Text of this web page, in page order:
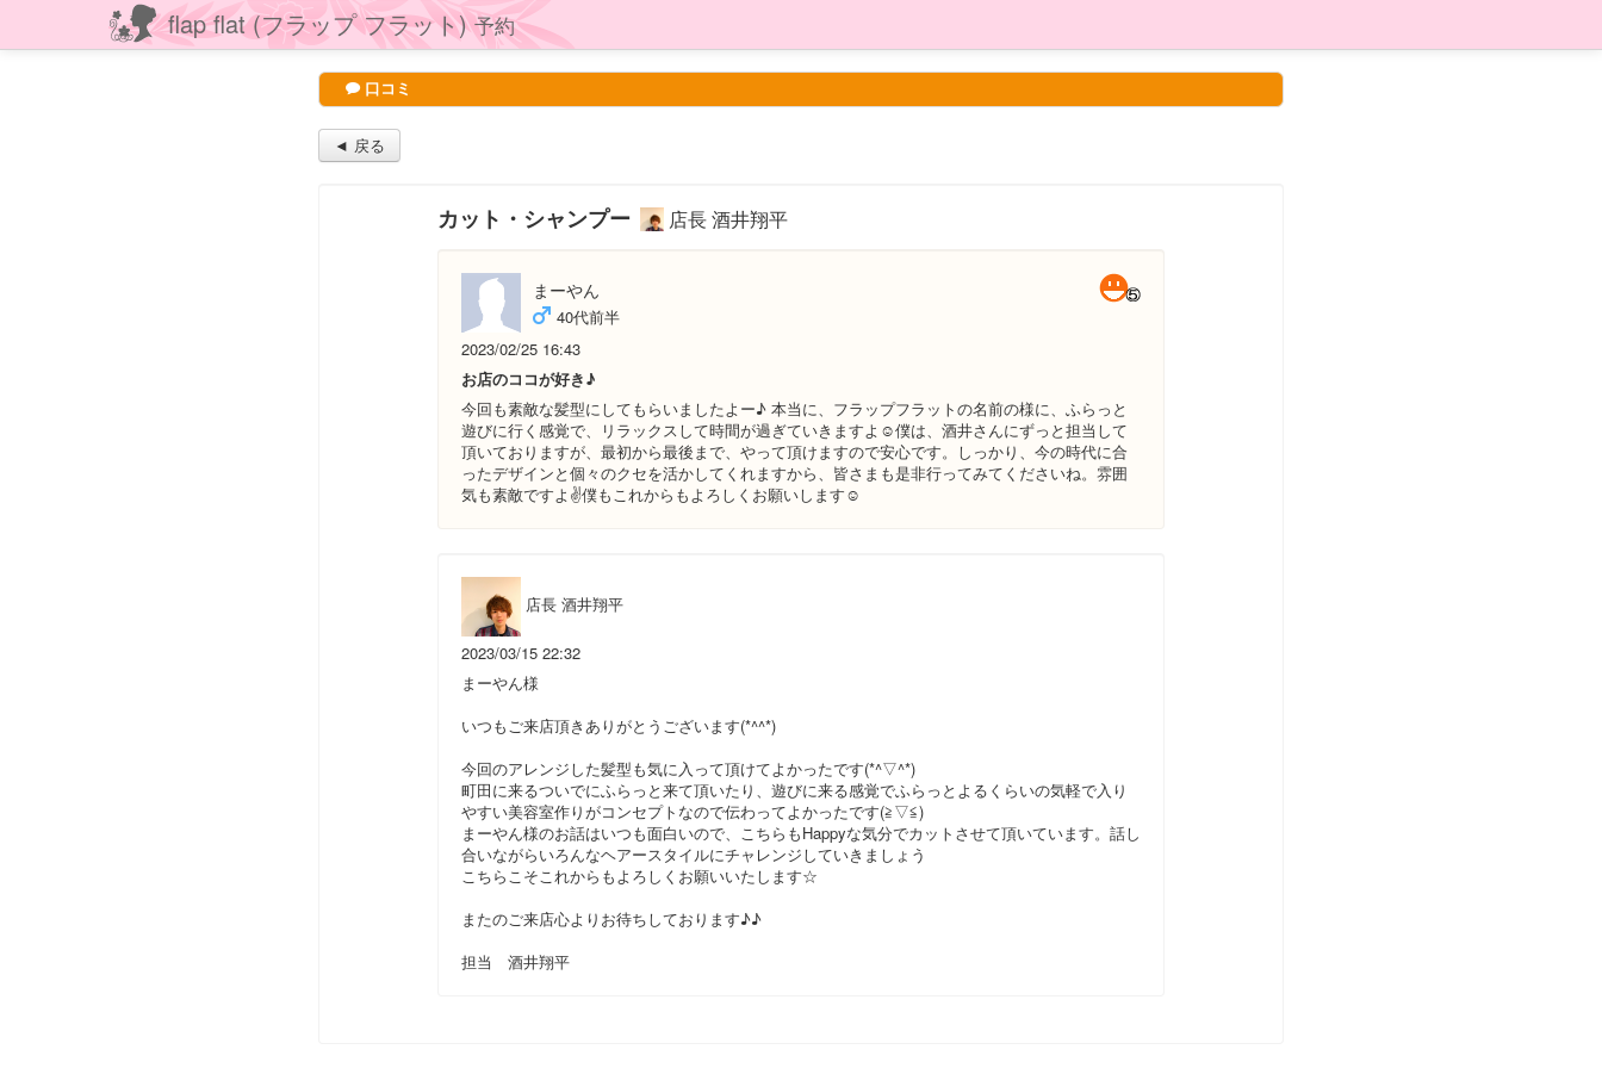
flap flat (フラップ フラット)予約
口コミ
◄ 戻る
カット・シャンプー 店長 酒井翔平
まーやん
40代前半
2023/02/25 16:43
お店のココが好き♪
今回も素敵な髪型にしてもらいましたよー♪ 本当に、フラップフラットの名前の様に、ふらっと
遊びに行く感覚で、リラックスして時間が過ぎていきますよ☺️僕は、酒井さんにずっと担当して
頂いておりますが、最初から最後まで、やって頂けますので安心です。しっかり、今の時代に合
ったデザインと個々のクセを活かしてくれますから、皆さまも是非行ってみてくださいね。雰囲
気も素敵ですよ✌️僕もこれからもよろしくお願いします☺️
店長 酒井翔平
2023/03/15 22:32
まーやん様
いつもご来店頂きありがとうございます(*^^*)
今回のアレンジした髪型も気に入って頂けてよかったです(*^▽^*)
町田に来るついでにふらっと来て頂いたり、遊びに来る感覚でふらっとよるくらいの気軽で入り
やすい美容室作りがコンセプトなので伝わってよかったです(≧▽≦)
まーやん様のお話はいつも面白いので、こちらもHappyな気分でカットさせて頂いています。話し
合いながらいろんなヘアースタイルにチャレンジしていきましょう
こちらこそこれからもよろしくお願いいたします☆
またのご来店心よりお待ちしております♪♪
担当 酒井翔平